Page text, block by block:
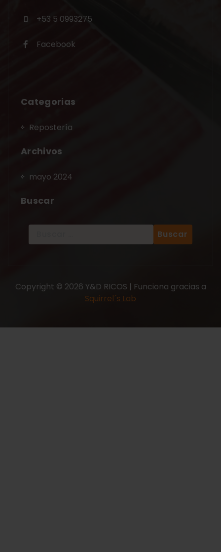
+53 5 0993275
Facebook
Categorias
Repostería
Archivos
mayo 2024
Buscar
Copyright © 2026 Y&D RICOS | Funciona gracias a
Squirrel´s Lab